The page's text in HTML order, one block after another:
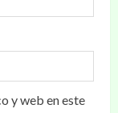
y web en este